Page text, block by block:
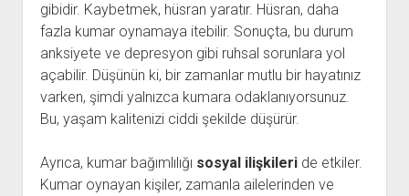
gibidir. Kaybetmek, hüsran yaratır. Hüsran, daha
fazla kumar oynamaya itebilir. Sonuçta, bu durum
anksiyete ve depresyon gibi ruhsal sorunlara yol
açabilir. Düşünün ki, bir zamanlar mutlu bir hayatınız
varken, şimdi yalnızca kumara odaklanıyorsunuz.
Bu, yaşam kalitenizi ciddi şekilde düşürür.
Ayrıca, kumar bağımlılığı sosyal ilişkileride etkiler.
Kumar oynayan kişiler, zamanla ailelerinden ve